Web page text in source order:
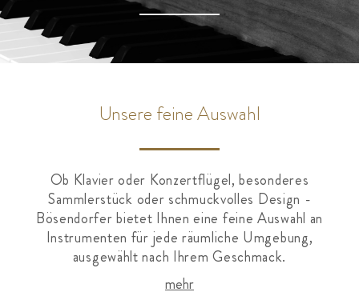
Unsere feine Auswahl
Ob Klavier oder Konzertflügel, besonderes
Sammlerstück oder schmuckvolles Design -
Bösendorfer bietet Ihnen eine feine Auswahl an
Instrumenten für jede räumliche Umgebung,
ausgewählt nach Ihrem Geschmack.
mehr